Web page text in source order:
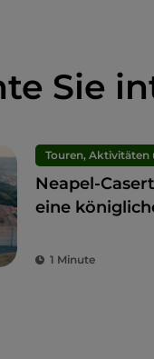
Sie
Neapel-
eine
1 Minute